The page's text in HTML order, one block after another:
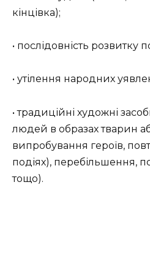
кінцівка);
• послідовність розвитку
• утілення народних
• традиційні художні
людей в образах тварин
випробування героїв,
подіях), перебільшення,
тощо).